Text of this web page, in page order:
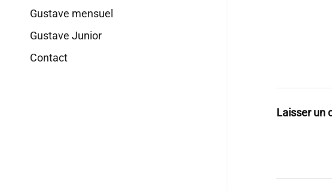
Gustave mensuel
Gustave Junior
Contact
Laisser un